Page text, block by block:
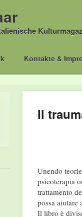
Kontakte &
Il
Unendo
psicoterapia
trattamento
possa aiutare
Il libro è